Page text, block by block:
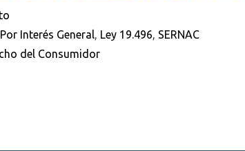
Interés General, Ley 19.496, SERNAC
del Consumidor